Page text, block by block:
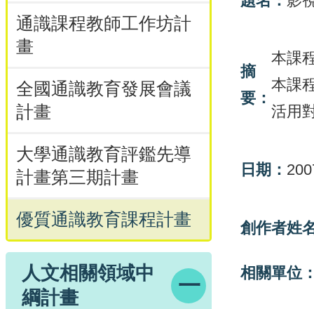
通識課程教師工作坊計
畫
全國通識教育發展會議
計畫
大學通識教育評鑑先導
計畫第三期計畫
優質通識教育課程計畫
人文相關領域中
綱計畫
摘
要：
本課
本課
活用
日期：
創作者姓
相關單位：